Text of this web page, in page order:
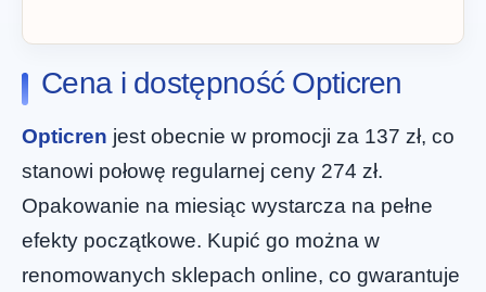
Cena i dostępność Opticren
Opticren jest obecnie w promocji za 137 zł, co
stanowi połowę regularnej ceny 274 zł.
Opakowanie na miesiąc wystarcza na pełne
efekty początkowe. Kupić go można w
renomowanych sklepach online, co gwarantuje